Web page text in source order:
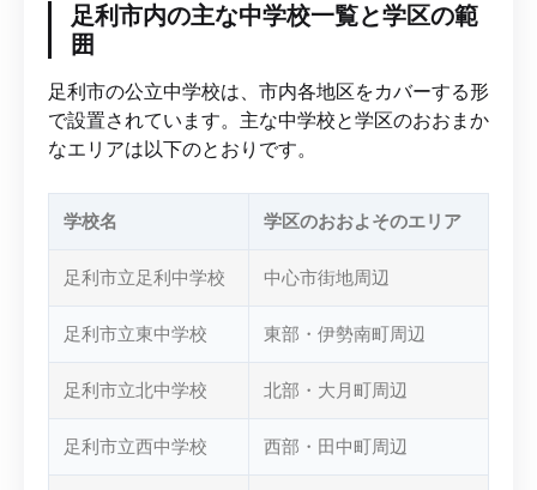
足利市内の主な中学校一覧と学区の範
囲
足利市の公立中学校は、市内各地区をカバーする形
で設置されています。主な中学校と学区のおおまか
なエリアは以下のとおりです。
学校名 学区のおおよそのエリア
足利市立足利中学校 中心市街地周辺
足利市立東中学校 東部・伊勢南町周辺
足利市立北中学校 北部・大月町周辺
足利市立西中学校 西部・田中町周辺